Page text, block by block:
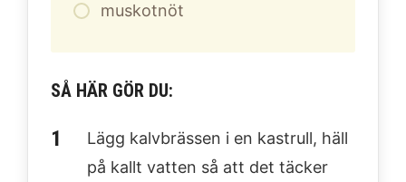
muskotnöt
SÅ HÄR GÖR DU:
Lägg kalvbrässen i en kastrull, häll
på kallt vatten så att det täcker